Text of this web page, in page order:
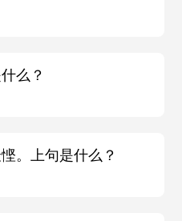
么？
。上句是什么？